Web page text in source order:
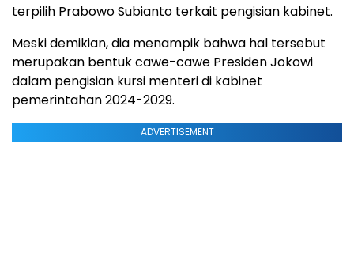
terpilih Prabowo Subianto terkait pengisian kabinet.
Meski demikian, dia menampik bahwa hal tersebut
merupakan bentuk cawe-cawe Presiden Jokowi
dalam pengisian kursi menteri di kabinet
pemerintahan 2024-2029.
ADVERTISEMENT